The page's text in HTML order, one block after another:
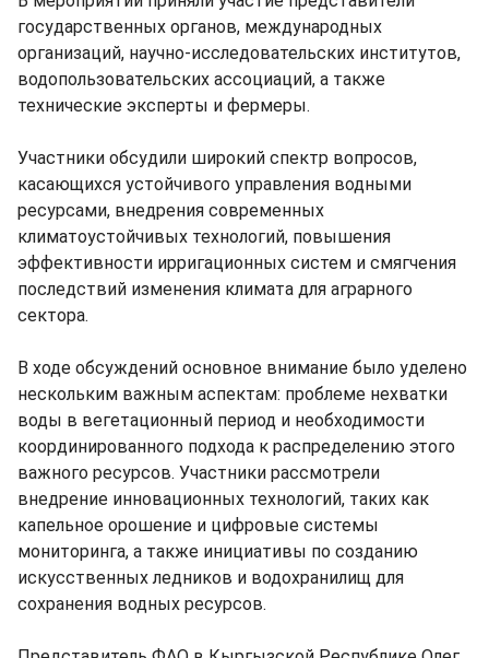
государственных органов, международных
организаций, научно-исследовательских институтов,
водопользовательских ассоциаций, а также
технические эксперты и фермеры.
Участники обсудили широкий спектр вопросов,
касающихся устойчивого управления водными
ресурсами, внедрения современных
климатоустойчивых технологий, повышения
эффективности ирригационных систем и смягчения
последствий изменения климата для аграрного
сектора.
В ходе обсуждений основное внимание было уделено
нескольким важным аспектам: проблеме нехватки
воды в вегетационный период и необходимости
координированного подхода к распределению этого
важного ресурсов. Участники рассмотрели
внедрение инновационных технологий, таких как
капельное орошение и цифровые системы
мониторинга, а также инициативы по созданию
искусственных ледников и водохранилищ для
сохранения водных ресурсов.